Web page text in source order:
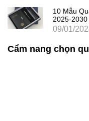
10 Mẫu
2025-
09/01/
Cẩm nang chọn